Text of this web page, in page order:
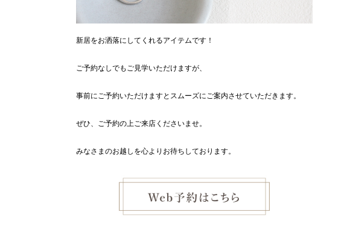
新居をお洒落にしてくれるアイテムです！
ご予約なしでもご見学いただけますが、
事前にご予約いただけますとスムーズにご案内させていただきます。
ぜひ、ご予約の上ご来店くださいませ。
みなさまのお越しを心よりお待ちしております。